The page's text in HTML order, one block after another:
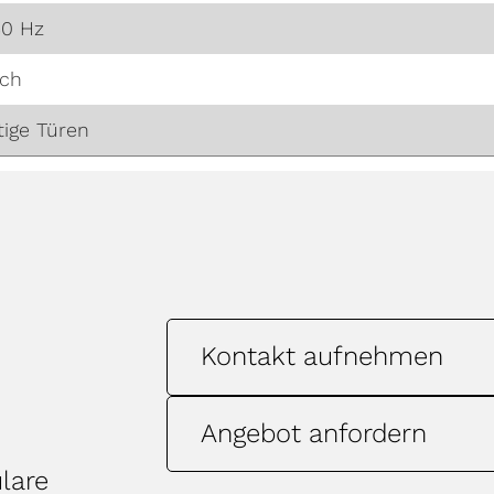
Hz
Türen
Kontakt aufnehmen
Angebot anfordern